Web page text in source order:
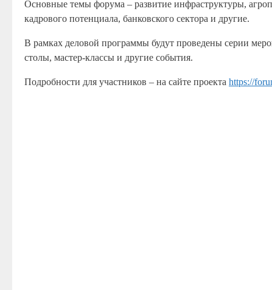
Основные темы форума – развитие инфраструктуры,
кадрового потенциала, банковского сектора и другие.
В рамках деловой программы будут проведены серии
столы, мастер-классы и другие события.
Подробности для участников – на сайте проекта https://